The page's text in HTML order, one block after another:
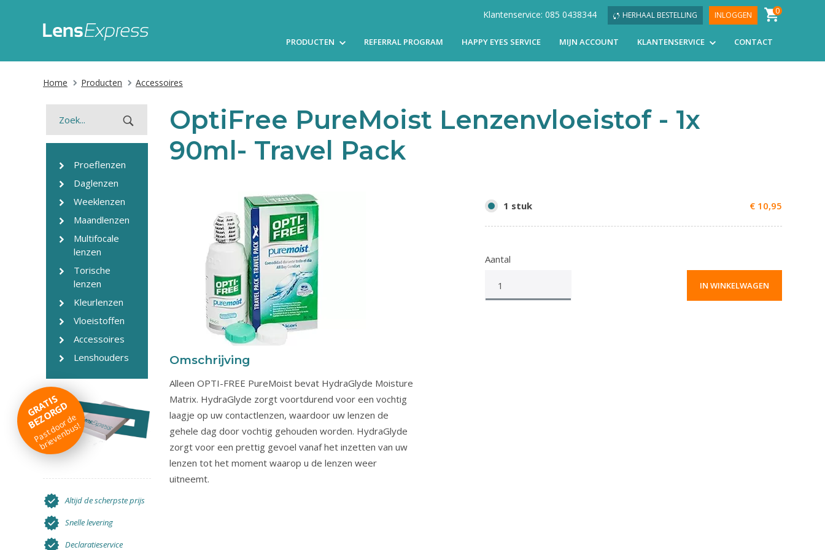
PRODUCTEN REFERRAL PROGRAM HAPPY EYES SERVICE MIJN ACCOUNT KLANTENSERVICE CONTACT
Klantenservice: 085 0438344 HERHAAL BESTELLING INLOGGEN 0
Home Producten Accessoires
Proeflenzen
Daglenzen
Weeklenzen
Maandlenzen
Multifocale
lenzen
Torische
lenzen
Kleurlenzen
Vloeistoffen
Accessoires
Lenshouders
G
R
A
T
I
S
B
E
Z
O
R
G
D
P
a
st
d
o
o
r
d
e
b
ri
e
v
e
n
b
u
s!
Altijd de scherpste prijs
Snelle levering
Declaratieservice
OptiFree PureMoist Lenzenvloeistof - 1x
90ml- Travel Pack
Omschrijving
Alleen OPTI-FREE PureMoist bevat HydraGlyde Moisture
Matrix. HydraGlyde zorgt voortdurend voor een vochtig
laagje op uw contactlenzen, waardoor uw lenzen de
gehele dag door vochtig gehouden worden. HydraGlyde
zorgt voor een prettig gevoel vanaf het inzetten van uw
lenzen tot het moment waarop u de lenzen weer
uitneemt.
1 stuk € 10,95
Aantal